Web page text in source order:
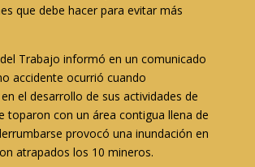
que debe hacer para evitar más
Trabajo informó en un comunicado
accidente ocurrió cuando
el desarrollo de sus actividades de
toparon con un área contigua llena de
provocó una inundación en
atrapados los 10 mineros.